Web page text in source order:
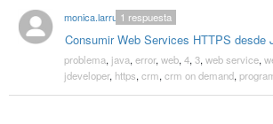
monica.larruy
Consumir Web Services HTTPS desde
1 respuesta
problema, java, error, web, 4, 3, web service,
jdeveloper, https, crm, crm on demand,